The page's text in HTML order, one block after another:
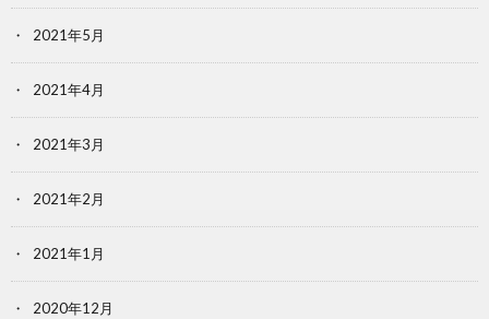
2021年5月
2021年4月
2021年3月
2021年2月
2021年1月
2020年12月